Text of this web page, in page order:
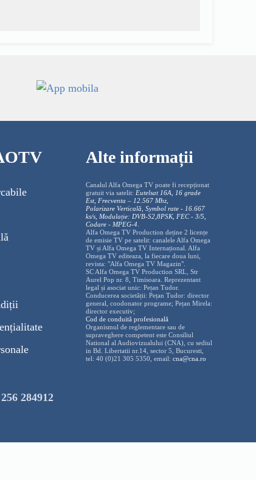
Alte informații
Canalul Alfa Omega TV poate fi recepționat
gratuit via satelit: Eutelsat 16A, 16 grade
Est, Frecventa – 12.567 Mhz,
Polarizare Verticală, Symbol rate - 16.667
ks/s, Modulație: DVB-S2,8PSK, FEC - 3/5,
Codare - MPEG-4
Alfa Omega TV Production deține 2 licențe
de emisie TV pe satelit: canalele Alfa Omega
TV și Alfa Omega TV Internațional. Alfa
Omega TV editeaza, la fiecare doua luni,
revista: "Alfa Omega TV Magazin".
SC Alfa Omega TV Production SRL, Str
Aurel Pop nr. 8, Timisoara. Reprezentant
legal și asociat unic: Pețan Tudor.
Conducerea societății: Pețan Tudor: director
general, coodonator programe; Pețan Mirela:
director executiv;
Cod de conduită profesională
Organismul de reglementare sau de
supraveghere competent este Consiliul
National al Audiovizualului (CNA), cu sediul
in Bd. Libertatii nr.14, sector 5, Bucuresti,
tel: 40 (0)21 305 5350, email: cna@cna.ro
284912